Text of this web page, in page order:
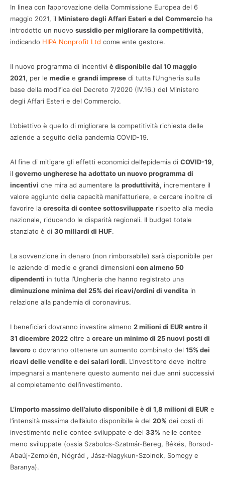
In linea con l’approvazione della Commissione Europea del 6
maggio 2021, il Ministero degli Affari Esteri e del Commercio ha
introdotto un nuovo sussidio per migliorare la competitività,
indicando HIPA Nonprofit Ltd come ente gestore.
Il nuovo programma di incentivi è disponibile dal 10 maggio
2021, per le medie e grandi imprese di tutta l’Ungheria sulla
base della modifica del Decreto 7/2020 (IV.16.) del Ministero
degli Affari Esteri e del Commercio.
L’obiettivo è quello di migliorare la competitività richiesta delle
aziende a seguito della pandemia COVID-19.
Al fine di mitigare gli effetti economici dell’epidemia di COVID-19,
il governo ungherese ha adottato un nuovo programma di
incentivi che mira ad aumentare la produttività, incrementare il
valore aggiunto della capacità manifatturiere, e cercare inoltre di
favorire la crescita di contee sottosviluppate rispetto alla media
nazionale, riducendo le disparità regionali. Il budget totale
stanziato è di 30 miliardi di HUF.
La sovvenzione in denaro (non rimborsabile) sarà disponibile per
le aziende di medie e grandi dimensioni con almeno 50
dipendenti in tutta l’Ungheria che hanno registrato una
diminuzione minima del 25% dei ricavi/ordini di vendita in
relazione alla pandemia di coronavirus.
I beneficiari dovranno investire almeno 2 milioni di EUR entro il
31 dicembre 2022 oltre a creare un minimo di 25 nuovi posti di
lavoro o dovranno ottenere un aumento combinato del 15% dei
ricavi delle vendite e dei salari lordi. L’investitore deve inoltre
impegnarsi a mantenere questo aumento nei due anni successivi
al completamento dell’investimento.
L’importo massimo dell’aiuto disponibile è di 1,8 milioni di EUR e
l’intensità massima dell’aiuto disponibile è del 20% dei costi di
investimento nelle contee sviluppate e del 33% nelle contee
meno sviluppate (ossia Szabolcs-Szatmár-Bereg, Békés, Borsod-
Abaúj-Zemplén, Nógrád , Jász-Nagykun-Szolnok, Somogy e
Baranya).